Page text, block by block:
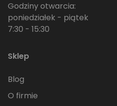
Godziny otwarcia:
poniedziałek - piątek
7:30 - 15:30
Sklep
Blog
O firmie